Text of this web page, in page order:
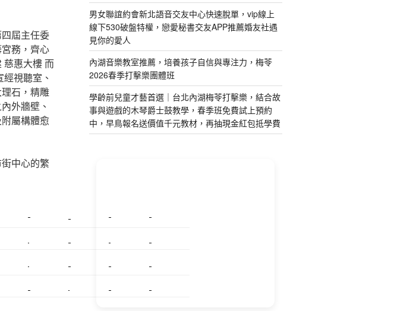
屆主任委
務，齊心
慈惠大樓 而
視聽室、
石，精雕
外牆壁、
屬構體愈
中心的繁
男女聯誼約會新北語音交友中心快速脫單，vip線上
線下530破盤特權，戀愛秘書交友APP推薦婚友社遇
見你的愛人
內湖音樂教室推薦，培養孩子自信與專注力，梅苓
2026春季打擊樂團體班
學齡前兒童才藝首選｜台北內湖梅苓打擊樂，結合故
事與遊戲的木琴爵士鼓教學，春季班免費試上預約
中，早鳥報名送價值千元教材，再抽現金紅包抵學費